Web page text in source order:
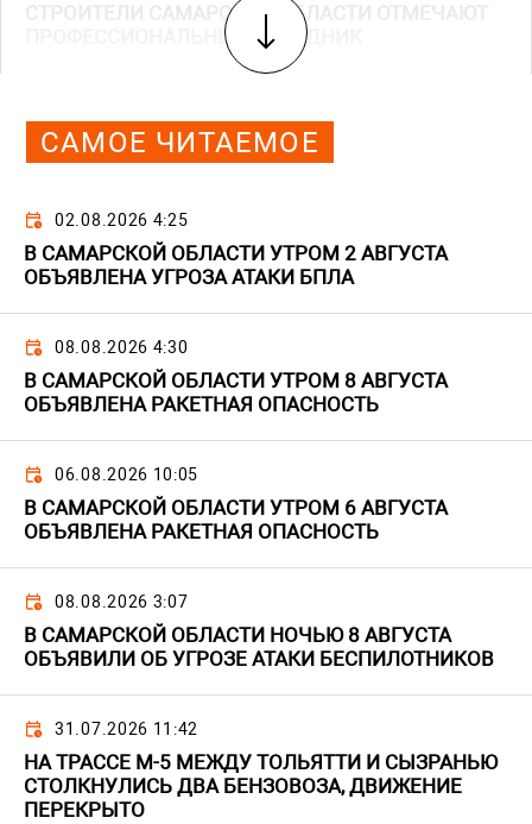
СТРОИТЕЛИ САМАРСКОЙ ОБЛАСТИ ОТМЕЧАЮТ
ПРОФЕССИОНАЛЬНЫЙ ПРАЗДНИК
САМОЕ ЧИТАЕМОЕ
02.08.2026 4:25
В САМАРСКОЙ ОБЛАСТИ УТРОМ 2 АВГУСТА
ОБЪЯВЛЕНА УГРОЗА АТАКИ БПЛА
08.08.2026 4:30
В САМАРСКОЙ ОБЛАСТИ УТРОМ 8 АВГУСТА
ОБЪЯВЛЕНА РАКЕТНАЯ ОПАСНОСТЬ
06.08.2026 10:05
В САМАРСКОЙ ОБЛАСТИ УТРОМ 6 АВГУСТА
ОБЪЯВЛЕНА РАКЕТНАЯ ОПАСНОСТЬ
08.08.2026 3:07
В САМАРСКОЙ ОБЛАСТИ НОЧЬЮ 8 АВГУСТА
ОБЪЯВИЛИ ОБ УГРОЗЕ АТАКИ БЕСПИЛОТНИКОВ
31.07.2026 11:42
НА ТРАССЕ М-5 МЕЖДУ ТОЛЬЯТТИ И СЫЗРАНЬЮ
СТОЛКНУЛИСЬ ДВА БЕНЗОВОЗА, ДВИЖЕНИЕ
ПЕРЕКРЫТО